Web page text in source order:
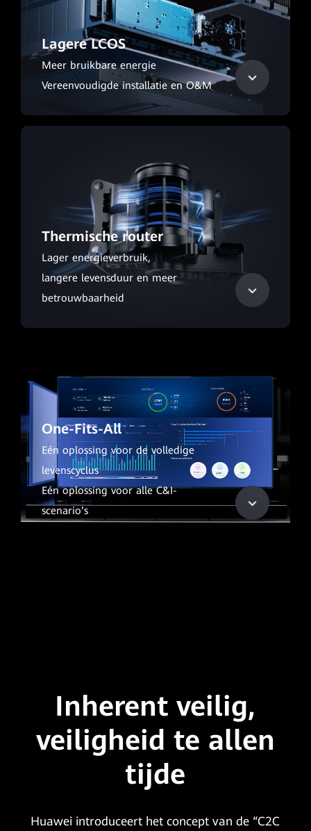
Lagere LCOS
Meer bruikbare energie
Vereenvoudigde installatie en O&M
Thermische router
Lager energieverbruik,
langere levensduur en meer
betrouwbaarheid
One-Fits-All
Eén oplossing voor de volledige
levenscyclus
Eén oplossing voor alle C&I-
scenario’s
Inherent veilig,
veiligheid te allen
tijde
Huawei introduceert het concept van de “C2C